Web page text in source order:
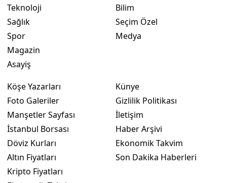
Siirt
Sivas
Tekirdağ
Teknoloji
Sağlık
Spor
Magazin
Asayiş
Bilim
Seçim Özel
Medya
Köşe Yazarları
Foto Galeriler
Manşetler Sayfası
İstanbul Borsası
Döviz Kurları
Altın Fiyatları
Kripto Fiyatları
Künye
Gizlilik Politikası
İletişim
Haber Arşivi
Ekonomik Takvim
Son Dakika Haberleri